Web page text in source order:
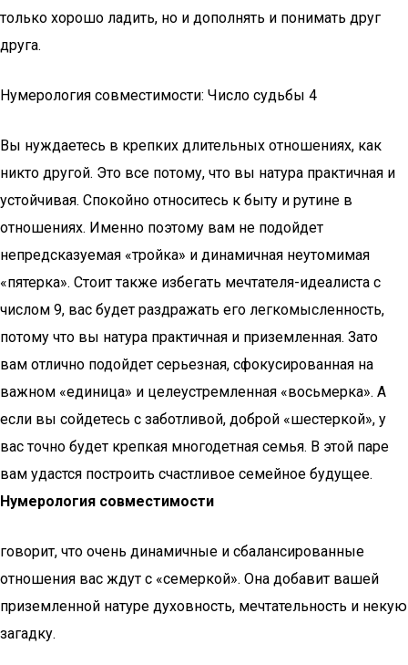
только хорошо ладить, но и дополнять и понимать друг
друга.
Нумерология совместимости: Число судьбы 4
Вы нуждаетесь в крепких длительных отношениях, как
никто другой. Это все потому, что вы натура практичная и
устойчивая. Спокойно относитесь к быту и рутине в
отношениях. Именно поэтому вам не подойдет
непредсказуемая «тройка» и динамичная неутомимая
«пятерка». Стоит также избегать мечтателя-идеалиста с
числом 9, вас будет раздражать его легкомысленность,
потому что вы натура практичная и приземленная. Зато
вам отлично подойдет серьезная, сфокусированная на
важном «единица» и целеустремленная «восьмерка». А
если вы сойдетесь с заботливой, доброй «шестеркой», у
вас точно будет крепкая многодетная семья. В этой паре
вам удастся построить счастливое семейное будущее.
Нумерология совместимости
говорит, что очень динамичные и сбалансированные
отношения вас ждут с «семеркой». Она добавит вашей
приземленной натуре духовность, мечтательность и некую
загадку.